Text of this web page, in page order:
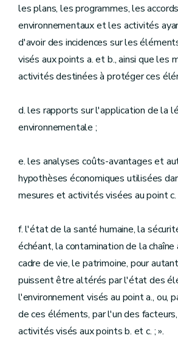
les plans, les programmes, les accords
environnementaux et les activités
d'avoir des incidences sur les
visés aux points a. et b., ainsi que les
activités destinées à protéger ces
d. les rapports sur l'application de la
environnementale ;
e. les analyses coûts-avantages et
hypothèses économiques utilisées
mesures et activités visées au point c.
f. l'état de la santé humaine, la
échéant, la contamination de la
cadre de vie, le patrimoine, pour
puissent être altérés par l'état des
l'environnement visés au point a., ou,
de ces éléments, par l'un des
activités visés aux points b. et c. ; ».